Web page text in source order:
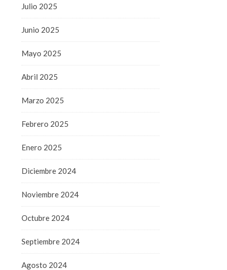
Julio 2025
Junio 2025
Mayo 2025
Abril 2025
Marzo 2025
Febrero 2025
Enero 2025
Diciembre 2024
Noviembre 2024
Octubre 2024
Septiembre 2024
Agosto 2024